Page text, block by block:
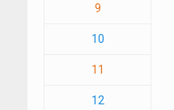
9
10
11
12